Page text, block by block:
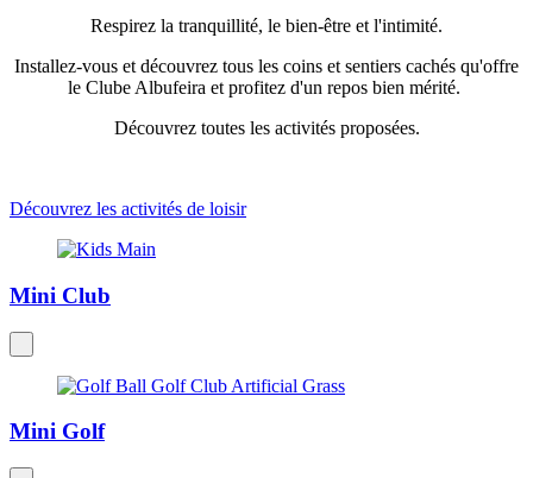
Respirez la tranquillité, le bien-être et l'intimité.
Installez-vous et découvrez tous les coins et sentiers cachés qu'offre
le Clube Albufeira et profitez d'un repos bien mérité.
Découvrez toutes les activités proposées.
Découvrez les activités de loisir
Mini Club
Mini Golf